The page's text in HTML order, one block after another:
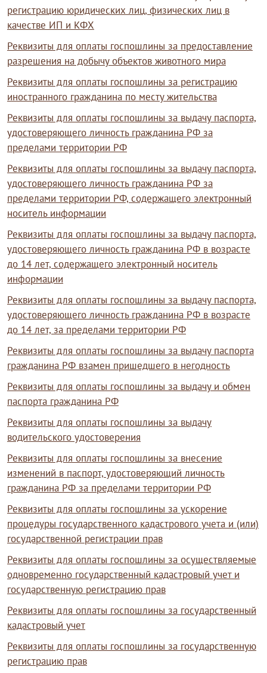
регистрацию юридических лиц, физических лиц в
качестве ИП и КФХ
Реквизиты для оплаты госпошлины за предоставление
разрешения на добычу объектов животного мира
Реквизиты для оплаты госпошлины за регистрацию
иностранного гражданина по месту жительства
Реквизиты для оплаты госпошлины за выдачу паспорта,
удостоверяющего личность гражданина РФ за
пределами территории РФ
Реквизиты для оплаты госпошлины за выдачу паспорта,
удостоверяющего личность гражданина РФ за
пределами территории РФ, содержащего электронный
носитель информации
Реквизиты для оплаты госпошлины за выдачу паспорта,
удостоверяющего личность гражданина РФ в возрасте
до 14 лет, содержащего электронный носитель
информации
Реквизиты для оплаты госпошлины за выдачу паспорта,
удостоверяющего личность гражданина РФ в возрасте
до 14 лет, за пределами территории РФ
Реквизиты для оплаты госпошлины за выдачу паспорта
гражданина РФ взамен пришедшего в негодность
Реквизиты для оплаты госпошлины за выдачу и обмен
паспорта гражданина РФ
Реквизиты для оплаты госпошлины за выдачу
водительского удостоверения
Реквизиты для оплаты госпошлины за внесение
изменений в паспорт, удостоверяющий личность
гражданина РФ за пределами территории РФ
Реквизиты для оплаты госпошлины за ускорение
процедуры государственного кадастрового учета и (или)
государственной регистрации прав
Реквизиты для оплаты госпошлины за осуществляемые
одновременно государственный кадастровый учет и
государственную регистрацию прав
Реквизиты для оплаты госпошлины за государственный
кадастровый учет
Реквизиты для оплаты госпошлины за государственную
регистрацию прав